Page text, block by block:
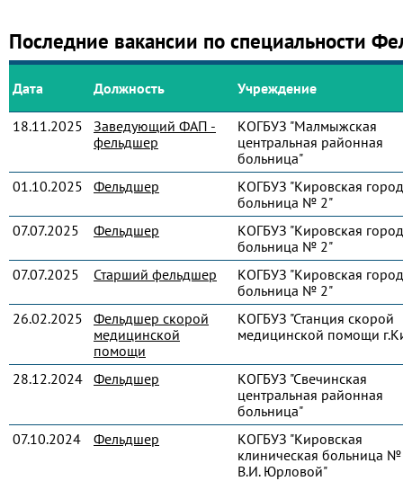
Последние вакансии по специальности
Дата Должность Учреждение
18.11.2025
Заведующий ФАП -
фельдшер
КОГБУЗ "Малмыжская
центральная районная
больница"
01.10.2025
Фельдшер
КОГБУЗ "Кировская
больница № 2"
07.07.2025
Фельдшер
КОГБУЗ "Кировская
больница № 2"
07.07.2025
Старший фельдшер
КОГБУЗ "Кировская
больница № 2"
26.02.2025
Фельдшер скорой
медицинской
помощи
КОГБУЗ "Станция скорой
медицинской помощи
28.12.2024 Фельдшер
КОГБУЗ "Свечинская
центральная районная
больница"
07.10.2024
Фельдшер
КОГБУЗ "Кировская
клиническая больница
В.И. Юрловой"